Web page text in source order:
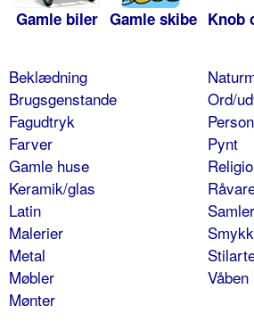
Gamle biler Gamle skibe Knob
Beklædning
Brugsgenstande
Fagudtryk
Farver
Gamle huse
Keramik/glas
Latin
Malerier
Metal
Møbler
Mønter
Ord/
Pynt
Våben